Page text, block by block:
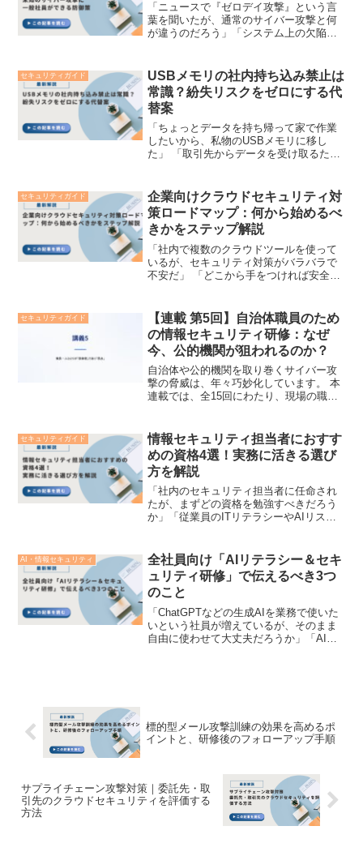
「ニュースで『ゼロデイ攻撃』という言
葉を聞いたが、通常のサイバー攻撃と何
が違うのだろう」「システム上の欠陥
のだろうか」このような新しいサイバー
脅威に対する疑問や、自社...
セキュリティガイド
USBメモリの社内持ち込み禁止は
常識？紛失リスクをゼロにする代
替案
「ちょっとデータを持ち帰って家で作業
したいから、私物のUSBメモリに移し
た」 「取引先からデータを受け取るため
われてきたUSBメモリですが、現代のビ
ジネスにおいて、こ...
セキュリティガイド
企業向けクラウドセキュリティ対
策ロードマップ：何から始めるべ
きかをステップ解説
「社内で複数のクラウドツールを使って
いるが、セキュリティ対策がバラバラで
不安だ」 「どこから手をつければ安全な
タル化に伴い、多くの企業でクラウドの
導入が進む一方、その場...
セキュリティガイド
【連載 第5回】自治体職員のため
の情報セキュリティ研修：なぜ
今、公的機関が狙われるのか？
自治体や公的機関を取り巻くサイバー攻
撃の脅威は、年々巧妙化しています。 本
連載では、全15回にわたり、現場の職員
て 本連載は、現在STORESで販売中の
『自治体・公的機...
セキュリティガイド
情報セキュリティ担当者におすす
めの資格4選！実務に活きる選び
方を解説
「社内のセキュリティ担当者に任命され
たが、まずどの資格を勉強すべきだろう
か」「従業員のITリテラシーやAIリスク
いてDX（デジタルトランスフォーメーシ
ョン）や生成AIの...
AI・情報セキュリティ
全社員向け「AIリテラシー＆セキ
ュリティ研修」で伝えるべき3つ
のこと
「ChatGPTなどの生成AIを業務で使いた
いという社員が増えているが、そのまま
自由に使わせて大丈夫だろうか」「AIの
標的型メール攻撃訓練の効果を高めるポ
イントと、研修後のフォローアップ手順
サプライチェーン攻撃対策｜委託先・取
引先のクラウドセキュリティを評価する
方法